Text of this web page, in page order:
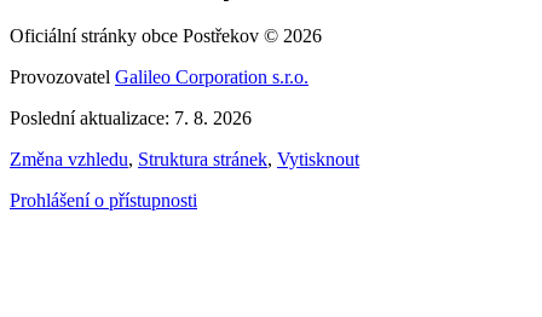
Oficiální stránky obce Postřekov © 2026
Provozovatel Galileo Corporation s.r.o.
Poslední aktualizace: 7. 8. 2026
Změna vzhledu, Struktura stránek, Vytisknout
Prohlášení o přístupnosti